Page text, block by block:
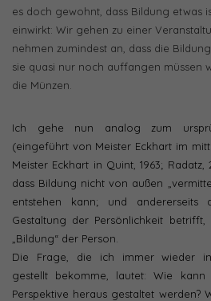
es doch gewohnt, dass Bildung etwas
einwirkt: Wir gehen zu einer
nehmen zumindest an, dass die
sie quasi nur noch auffangen müssen
die Münzen.
Ich gehe nun analog zum
(eingeführt von Meister Eckhart im
Meister Eckhart in Quint, 1963; Radatz,
dass Bildung nicht von außen
entstehen kann; und andererseits
Gestaltung der Persönlichkeit betrifft,
„Bildung“ der Person.
Die Frage, die ich immer wieder in
gestellt bekomme, lautet: Wie
Perspektive heraus gestaltet werden?